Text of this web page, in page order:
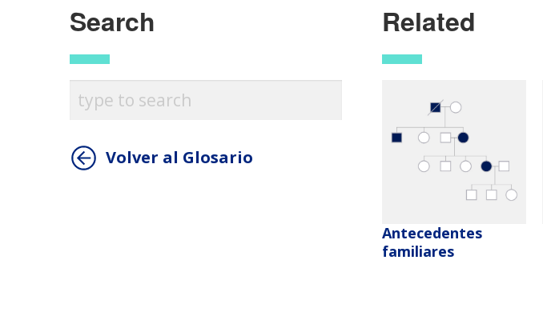
Search
Volver al Glosario
Related
Antecedentes
familiares